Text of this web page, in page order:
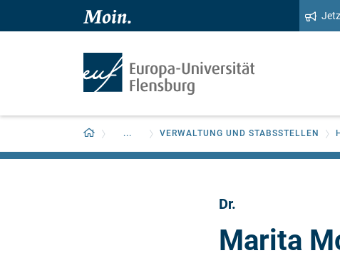
Zum Hauptinhalt springen
Zur Navigation springen
Zurück zur Startseite
... VERWALTUNG UND STABSSTELLEN
Dr.
Marita